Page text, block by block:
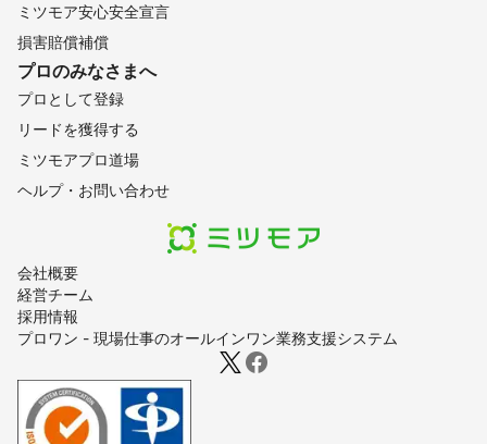
会社概要
経営チーム
採用情報
プロワン - 現場仕事のオールインワン業務支援システム
ミツモア安心安全宣言
損害賠償補償
プロのみなさまへ
プロとして登録
リードを獲得する
ミツモアプロ道場
ヘルプ・お問い合わせ